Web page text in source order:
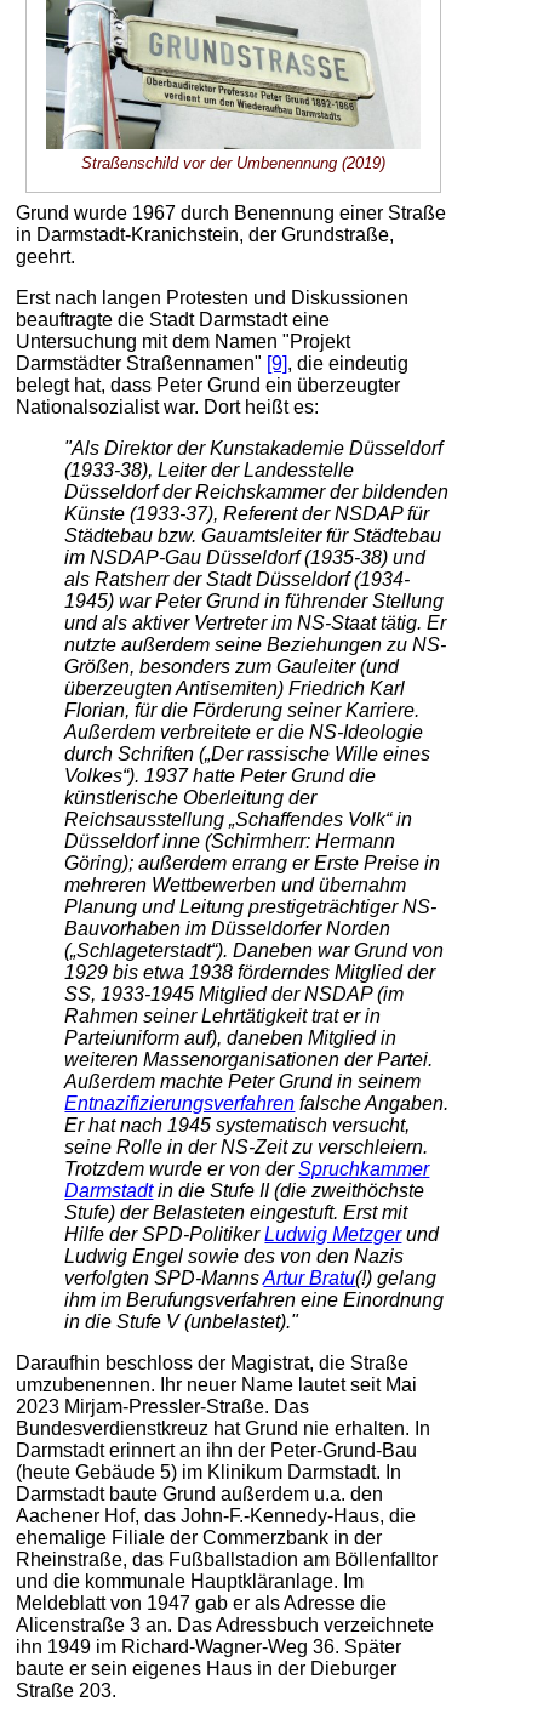
Straßenschild vor der Umbenennung (2019)
Grund wurde 1967 durch Benennung einer Straße
in Darmstadt-Kranichstein, der Grundstraße,
geehrt.
Erst nach langen Protesten und Diskussionen
beauftragte die Stadt Darmstadt eine
Untersuchung mit dem Namen "Projekt
Darmstädter Straßennamen" [9], die eindeutig
belegt hat, dass Peter Grund ein überzeugter
Nationalsozialist war. Dort heißt es:
"Als Direktor der Kunstakademie Düsseldorf
(1933-38), Leiter der Landesstelle
Düsseldorf der Reichskammer der bildenden
Künste (1933-37), Referent der NSDAP für
Städtebau bzw. Gauamtsleiter für Städtebau
im NSDAP-Gau Düsseldorf (1935-38) und
als Ratsherr der Stadt Düsseldorf (1934-
1945) war Peter Grund in führender Stellung
und als aktiver Vertreter im NS-Staat tätig. Er
nutzte außerdem seine Beziehungen zu NS-
Größen, besonders zum Gauleiter (und
überzeugten Antisemiten) Friedrich Karl
Florian, für die Förderung seiner Karriere.
Außerdem verbreitete er die NS-Ideologie
durch Schriften („Der rassische Wille eines
Volkes“). 1937 hatte Peter Grund die
künstlerische Oberleitung der
Reichsausstellung „Schaffendes Volk“ in
Düsseldorf inne (Schirmherr: Hermann
Göring); außerdem errang er Erste Preise in
mehreren Wettbewerben und übernahm
Planung und Leitung prestigeträchtiger NS-
Bauvorhaben im Düsseldorfer Norden
(„Schlageterstadt“). Daneben war Grund von
1929 bis etwa 1938 förderndes Mitglied der
SS, 1933-1945 Mitglied der NSDAP (im
Rahmen seiner Lehrtätigkeit trat er in
Parteiuniform auf), daneben Mitglied in
weiteren Massenorganisationen der Partei.
Außerdem machte Peter Grund in seinem
Entnazifizierungsverfahren falsche Angaben.
Er hat nach 1945 systematisch versucht,
seine Rolle in der NS-Zeit zu verschleiern.
Trotzdem wurde er von derSpruchkammer
Darmstadtin die Stufe II (die zweithöchste
Stufe) der Belasteten eingestuft. Erst mit
Hilfe der SPD-PolitikerLudwig Metzgerund
Ludwig Engel sowie des von den Nazis
verfolgten SPD-MannsArtur Bratu(!) gelang
ihm im Berufungsverfahren eine Einordnung
in die Stufe V (unbelastet)."
Daraufhin beschloss der Magistrat, die Straße
umzubenennen. Ihr neuer Name lautet seit Mai
2023 Mirjam-Pressler-Straße. Das
Bundesverdienstkreuz hat Grund nie erhalten. In
Darmstadt erinnert an ihn der Peter-Grund-Bau
(heute Gebäude 5) im Klinikum Darmstadt. In
Darmstadt baute Grund außerdem u.a. den
Aachener Hof, das John-F.-Kennedy-Haus, die
ehemalige Filiale der Commerzbank in der
Rheinstraße, das Fußballstadion am Böllenfalltor
und die kommunale Hauptkläranlage. Im
Meldeblatt von 1947 gab er als Adresse die
Alicenstraße 3 an. Das Adressbuch verzeichnete
ihn 1949 im Richard-Wagner-Weg 36. Später
baute er sein eigenes Haus in der Dieburger
Straße 203.